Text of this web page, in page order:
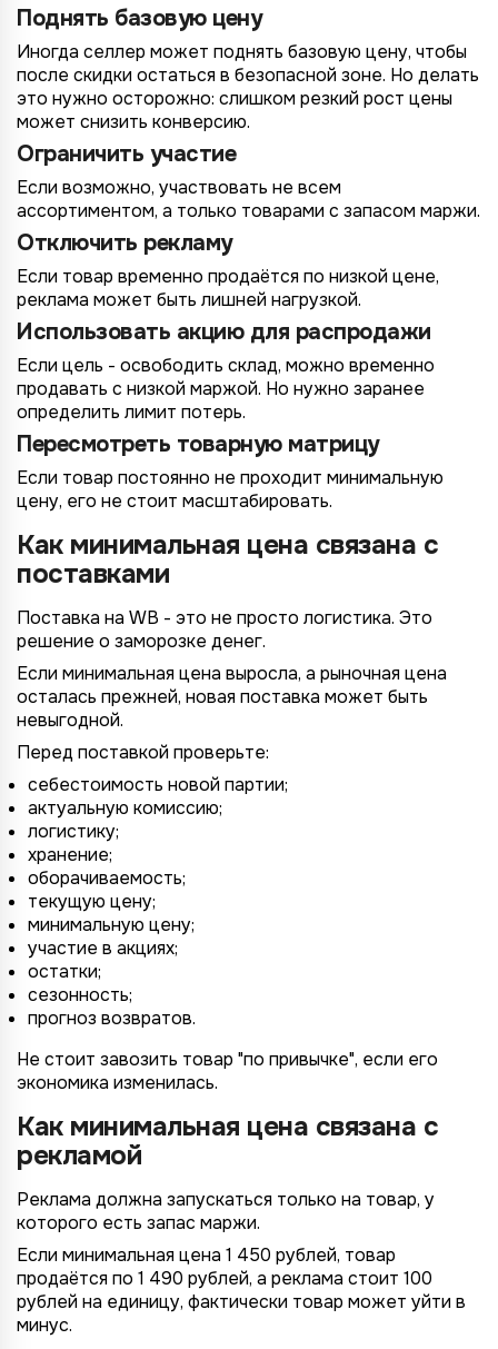
Поднять базовую цену
Иногда селлер может поднять базовую цену, чтобы
после скидки остаться в безопасной зоне. Но делать
это нужно осторожно: слишком резкий рост цены
может снизить конверсию.
Ограничить участие
Если возможно, участвовать не всем
ассортиментом, а только товарами с запасом маржи.
Отключить рекламу
Если товар временно продаётся по низкой цене,
реклама может быть лишней нагрузкой.
Использовать акцию для распродажи
Если цель - освободить склад, можно временно
продавать с низкой маржой. Но нужно заранее
определить лимит потерь.
Пересмотреть товарную матрицу
Если товар постоянно не проходит минимальную
цену, его не стоит масштабировать.
Как минимальная цена связана с
поставками
Поставка на WB - это не просто логистика. Это
решение о заморозке денег.
Если минимальная цена выросла, а рыночная цена
осталась прежней, новая поставка может быть
невыгодной.
Перед поставкой проверьте:
себестоимость новой партии;
актуальную комиссию;
логистику;
хранение;
оборачиваемость;
текущую цену;
минимальную цену;
участие в акциях;
остатки;
сезонность;
прогноз возвратов.
Не стоит завозить товар "по привычке", если его
экономика изменилась.
Как минимальная цена связана с
рекламой
Реклама должна запускаться только на товар, у
которого есть запас маржи.
Если минимальная цена 1 450 рублей, товар
продаётся по 1 490 рублей, а реклама стоит 100
рублей на единицу, фактически товар может уйти в
минус.